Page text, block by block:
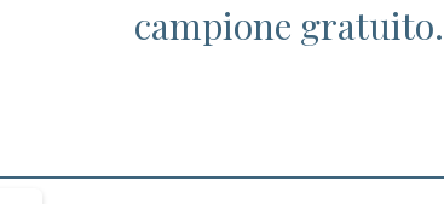
campione gratuito.